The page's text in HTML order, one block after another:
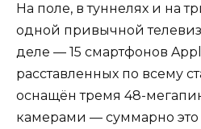
На поле, в туннелях и на
одной привычной
деле — 15 смартфонов
расставленных по всему
оснащён тремя 48-
камерами — суммарно это